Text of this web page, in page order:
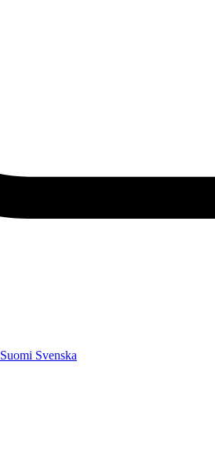
Suomi Svenska